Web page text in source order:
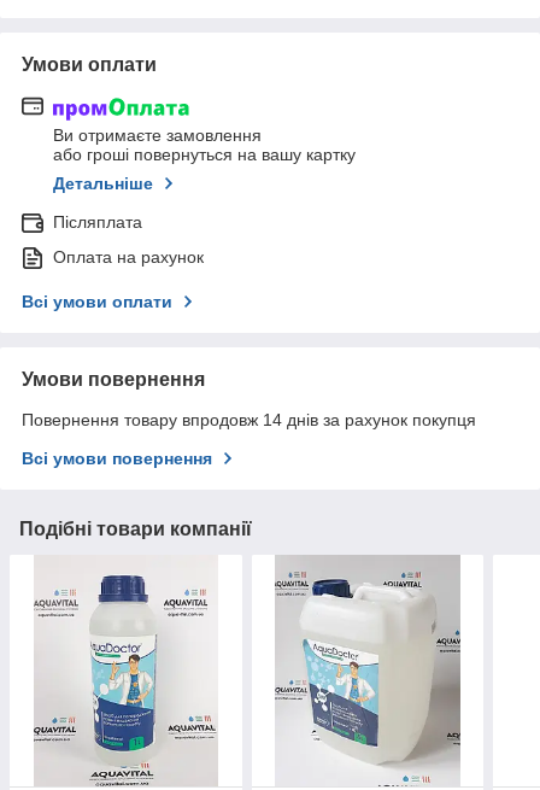
Умови оплати
Ви отримаєте замовлення
або гроші повернуться на вашу картку
Детальніше
Післяплата
Оплата на рахунок
Всі умови оплати
Умови повернення
Повернення товару впродовж 14 днів за рахунок покупця
Всі умови повернення
Подібні товари компанії